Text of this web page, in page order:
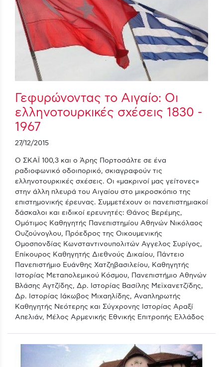
Γεφυρώνοντας το Αιγαίο: Οι
ελληνοτουρκικές σχέσεις 1830 -
1967
27/12/2015
Ο ΣΚΑΪ 100,3 και ο Άρης Πορτοσάλτε σε ένα
ραδιοφωνικό οδοιπορικό, σκιαγραφούν τις
ελληνοτουρκικές σχέσεις. Οι «μακρινοί μας γείτονες»
στην άλλη πλευρά του Αιγαίου στο μικροσκόπιο της
επιστημονικής έρευνας. Συμμετέχουν οι πανεπιστημιακοί
δάσκαλοι και ειδικοί ερευνητές: Θάνος Βερέμης,
Ομότιμος Καθηγητής Πανεπιστημίου Αθηνών Νικόλαος
Ουζούνογλου, Πρόεδρος της Οικουμενικής
Ομοσπονδίας Κωνσταντινουπολιτών Αγγελος Συρίγος,
Επίκουρος Καθηγητής Διεθνούς Δικαίου, Πάντειο
Πανεπιστήμιο Ευάνθης Χατζηβασιλείου, Καθηγητής
Ιστορίας Μεταπολεμικού Κόσμου, Πανεπιστήμιο Αθηνών
Βλάσης Αγτζίδης, Δρ. Ιστορίας Βασίλης Μεϊχανετζίδης,
Δρ. Ιστορίας Ιάκωβος Μιχαηλίδης, Αναπληρωτής
Καθηγητής Νεότερης και Σύγχρονης Ιστορίας Αραξί
Απελιάν, Μέλος Αρμενικής Εθνικής Επιτροπής Ελλάδος